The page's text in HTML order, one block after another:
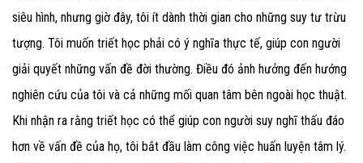
siêu hình, nhưng giờ đây, tôi ít dành thời gian cho những suy tư trừu
tượng. Tôi muốn triết học phải có ý nghĩa thực tế, giúp con người
giải quyết những vấn đề đời thường. Điều đó ảnh hưởng đến hướng
nghiên cứu của tôi và cả những mối quan tâm bên ngoài học thuật.
Khi nhận ra rằng triết học có thể giúp con người suy nghĩ thấu đáo
hơn về vấn đề của họ, tôi bắt đầu làm công việc huấn luyện tâm lý.